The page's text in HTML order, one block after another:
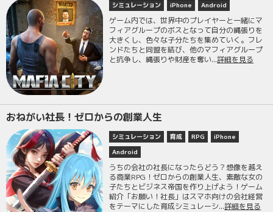
シミュレーション iPhone Android
ゲーム内では、世界中のプレイヤーと一緒にマ
フィアグループのボスとなって自分の縄張りを
大きくし、色々な子分たちを集めていく。フレ
ンドたちと同盟を結び、他のマフィアグループ
と抗争し、縄張りや財産を奪い...詳細を見る
おねがい社長！ゼロからの創業人生
シミュレーション 育成 RPG
iPhone
Android
うちの会社の社長になったらどう？想像を越え
る商業RPG！ゼロからの創業人生、素敵な女の
子たちとビジネス帝国を作り上げよう！ゲーム
紹介「お願い！社長」はスマホ向けの会社経営
をテーマにした育成シミュレーシ...詳細を見る